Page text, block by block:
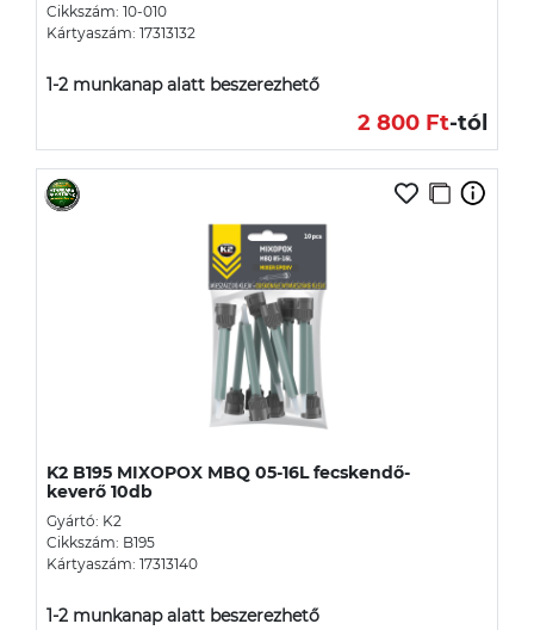
Cikkszám: 10-010
Kártyaszám: 17313132
1-2 munkanap alatt beszerezhető
2 800 Ft-tól
K2 B195 MIXOPOX MBQ 05-16L fecskendő-
keverő 10db
Gyártó: K2
Cikkszám: B195
Kártyaszám: 17313140
1-2 munkanap alatt beszerezhető